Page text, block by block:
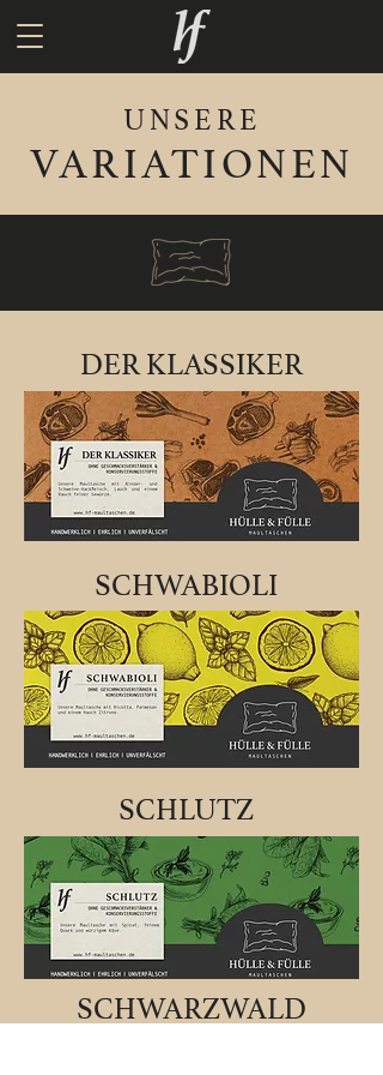
VARIATIONEN
UNSERE
DER KLASSIKER
SCHWABIOLI
SCHLUTZ
SCHWARZWALD